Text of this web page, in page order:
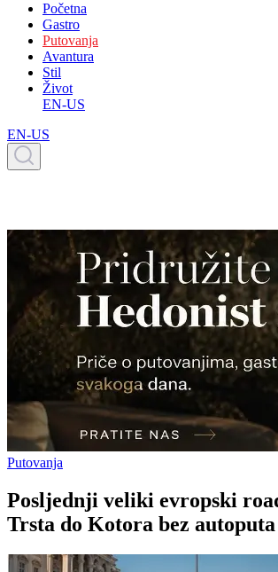
Početna
Gastro
Putovanja
Avantura
Stil
Život
EN-US
EN-US
Putovanja
Posljednji veliki evropski
Trsta do Kotora bez autoputa